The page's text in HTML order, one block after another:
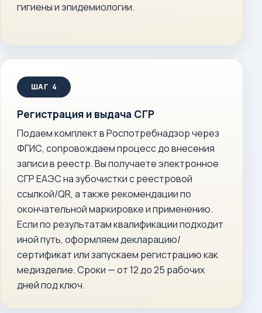
гигиены и эпидемиологии.
Регистрация и выдача СГР
Подаем комплект в Роспотребнадзор через
ФГИС, сопровождаем процесс до внесения
записи в реестр. Вы получаете электронное
СГР ЕАЭС на зубочистки с реестровой
ссылкой/QR, а также рекомендации по
окончательной маркировке и применению.
Если по результатам квалификации подходит
иной путь, оформляем декларацию/
сертификат или запускаем регистрацию как
медизделие. Сроки — от 12 до 25 рабочих
дней под ключ.